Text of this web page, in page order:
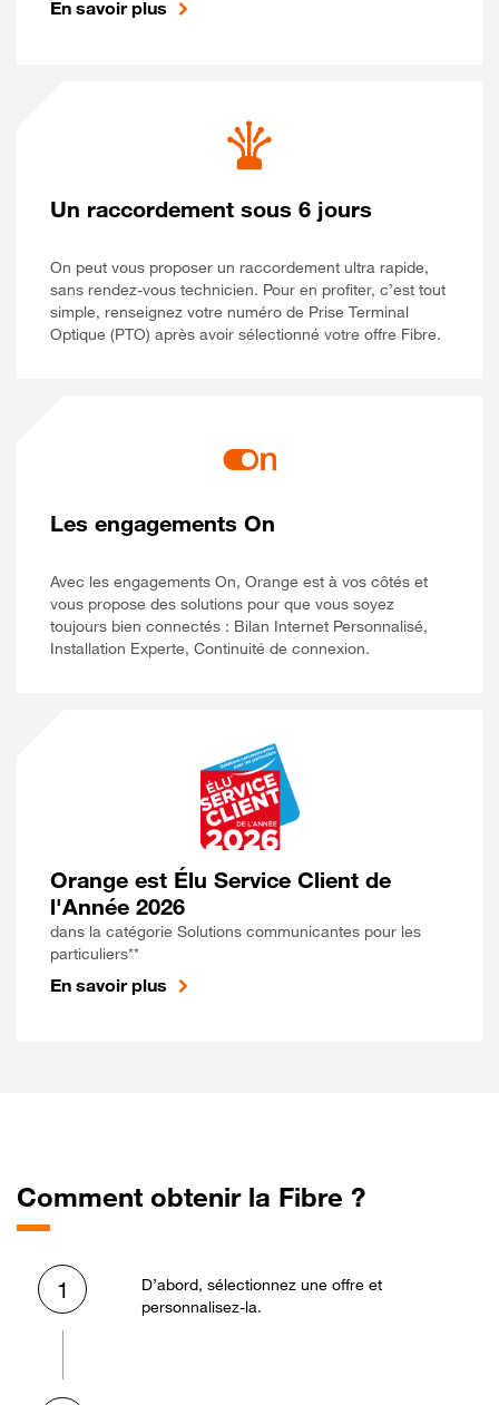
En savoir plus
Un raccordement sous 6 jours
On peut vous proposer un raccordement ultra rapide,
sans rendez-vous technicien. Pour en profiter, c’est tout
simple, renseignez votre numéro de Prise Terminal
Optique (PTO) après avoir sélectionné votre offre Fibre.
Les engagements On
Avec les engagements On, Orange est à vos côtés et
vous propose des solutions pour que vous soyez
toujours bien connectés : Bilan Internet Personnalisé,
Installation Experte, Continuité de connexion.
Orange est Élu Service Client de
l'Année 2026
dans la catégorie Solutions communicantes pour les
particuliers**
En savoir plus
Comment obtenir la Fibre ?
1
D’abord, sélectionnez une offre et
personnalisez-la.